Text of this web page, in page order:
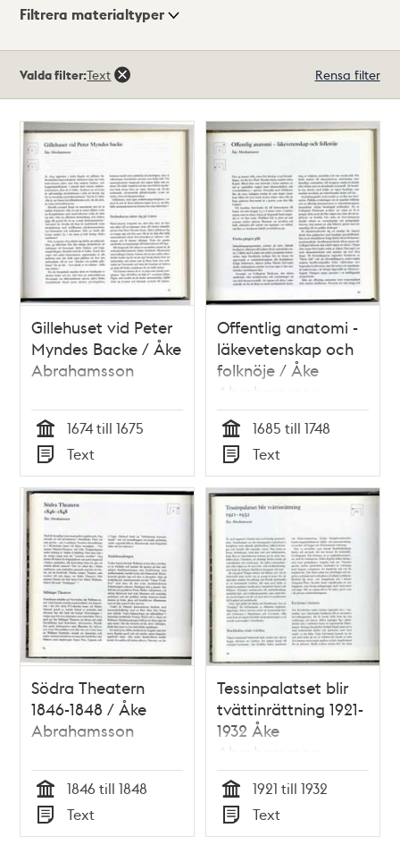
Visningsläge
Filtrera materialtyper
träffar
Valda filter:Text Rensa filter
Gillehuset vid Peter
Myndes Backe / Åke
Abrahamsson
Tid
1674 till 1675
Typ
Text
Offentlig anatomi -
läkevetenskap och
folknöje / Åke
Abrahamsson
Tid
1685 till 1748
Typ
Text
Södra Theatern
1846-1848 / Åke
Abrahamsson
Tid
1846 till 1848
Typ
Text
Tessinpalatset blir
tvättinrättning 1921-
1932 Åke
Abrahamsson
Tid
1921 till 1932
Typ
Text